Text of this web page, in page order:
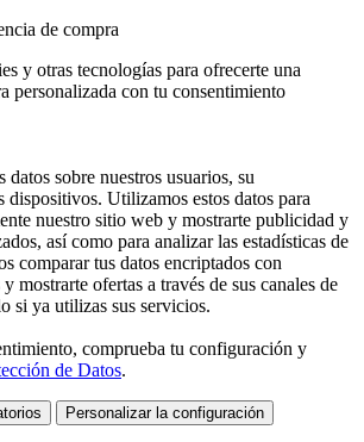
de compra
y otras tecnologías para ofrecerte una
personalizada con tu consentimiento
datos sobre nuestros usuarios, su
dispositivos. Utilizamos estos datos para
nuestro sitio web y mostrarte publicidad y
así como para analizar las estadísticas de
comparar tus datos encriptados con
mostrarte ofertas a través de sus canales de
si ya utilizas sus servicios.
comprueba tu configuración y
de Datos.
Personalizar la configuración